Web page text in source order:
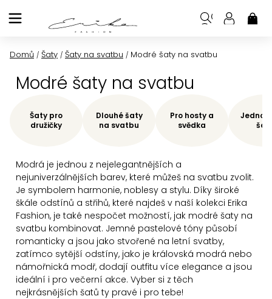
na
Domů / Šaty / Šaty na svatbu / Modré šaty na svatbu
Modré šaty na svatbu
Modrá je jednou z nejelegantnějších a
nejuniverzálnějších barev, které můžeš na svatbu zvolit.
Je symbolem harmonie, noblesy a stylu. Díky široké
škále odstínů a střihů, které najdeš v naší kolekci Erika
Fashion, je také nespočet možností, jak modré šaty na
svatbu kombinovat. Jemné pastelové tóny působí
romanticky a jsou jako stvořené na letní svatby,
zatímco sytější odstíny, jako je královská modrá nebo
námořnická modř, dodají outfitu více elegance a jsou
ideální i pro večerní akce. Vyber si z těch
nejkrásnějších šatů ty pravé i pro tebe!
Šaty pro
družičky
Dlouhé šaty
na svatbu
Pro hosty a
svědka